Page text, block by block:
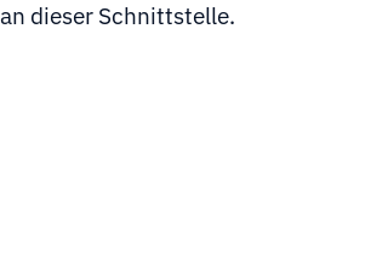
an dieser Schnittstelle.